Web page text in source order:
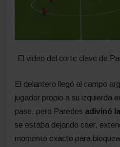
El video del corte clave de
El delantero llegó al campo
jugador propio a su izquierda
pase, pero Paredes adivinó
se estaba dejando caer,
momento exacto para